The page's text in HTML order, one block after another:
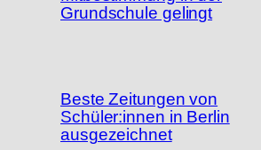
Grundschule gelingt
Beste Zeitungen von
Schüler:innen in Berlin
ausgezeichnet